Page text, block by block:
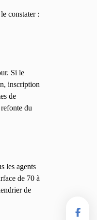
constater :
Si le
inscription
de
du
les agents
de 70 à
de